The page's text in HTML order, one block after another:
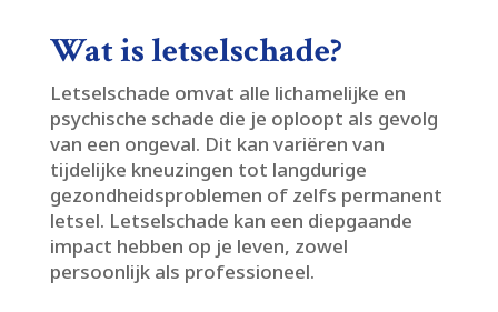
Wat is letselschade?
Letselschade omvat alle lichamelijke en
psychische schade die je oploopt als gevolg
van een ongeval.​ Dit kan variëren van
tijdelijke kneuzingen tot langdurige
gezondheidsproblemen of zelfs permanent
letsel.​ Letselschade kan een diepgaande
impact hebben op je leven, zowel
persoonlijk als professioneel.​